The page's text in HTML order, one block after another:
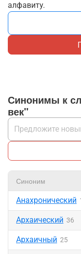
алфавиту.
Синонимы к
век"
Синоним
Анахронический
Архаический 36
Архаичный 25